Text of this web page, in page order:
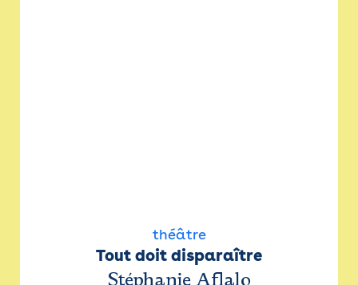
théâtre
Tout doit disparaître
Stéphanie Aflalo